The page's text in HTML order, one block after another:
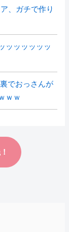
、ガチで作り
ッッッッッッ
でおっさんが
ｗｗ